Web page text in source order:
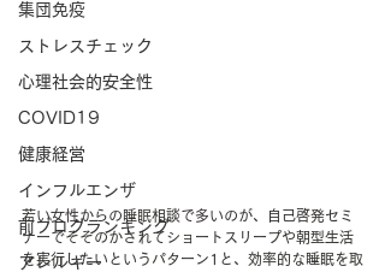
集団免疫
ストレスチェック
心理社会的安全性
COVID19
健康経営
インフルエンザ
前ブログランキング
アレルギー
若い女性からの睡眠相談で多いのが、自己啓発セミ
ナーでそそのかされてショートスリープや朝型生活
を実行したいというパターン1と、効率的な睡眠を取